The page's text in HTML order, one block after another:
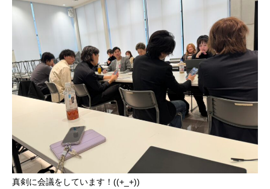
真剣に会議をしています！((+_+))